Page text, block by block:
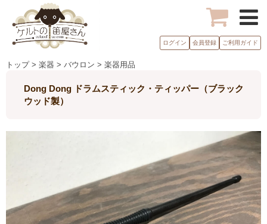
ログイン 会員登録 ご利用ガイド
トップ > 楽器 > バウロン > 楽器用品
Dong Dong ドラムスティック・ティッパー（ブラック
ウッド製）